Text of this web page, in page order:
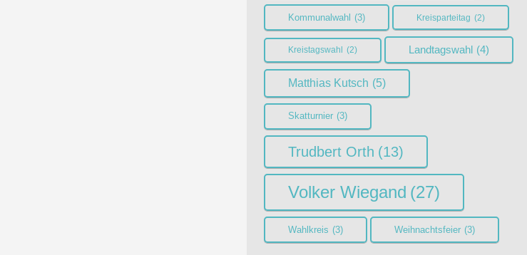
Kommunalwahl (3) Kreisparteitag (2)
Kreistagswahl (2) Landtagswahl (4)
Matthias Kutsch (5)
Skatturnier (3)
Trudbert Orth (13)
Volker Wiegand (27)
Wahlkreis (3) Weihnachtsfeier (3)